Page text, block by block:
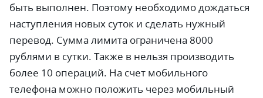
быть выполнен. Поэтому необходимо дождаться
наступления новых суток и сделать нужный
перевод. Сумма лимита ограничена 8000
рублями в сутки. Также в нельзя производить
более 10 операций. На счет мобильного
телефона можно положить через мобильный